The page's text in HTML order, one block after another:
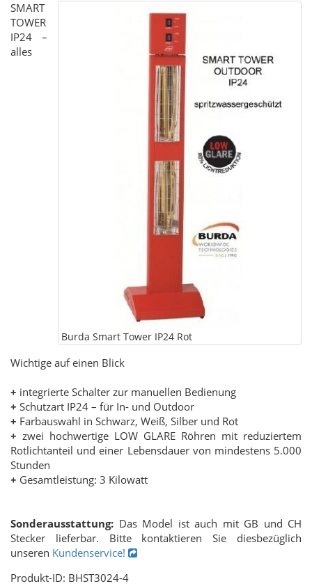
Burda Smart Tower IP24 Rot
SMART
TOWER
IP24 –
alles
Wichtige auf einen Blick
+ integrierte Schalter zur manuellen Bedienung
+ Schutzart IP24 – für In- und Outdoor
+ Farbauswahl in Schwarz, Weiß, Silber und Rot
+ zwei hochwertige LOW GLARE Röhren mit reduziertem
Rotlichtanteil und einer Lebensdauer von mindestens 5.000
Stunden
+ Gesamtleistung: 3 Kilowatt
Sonderausstattung: Das Model ist auch mit GB und CH
Stecker lieferbar. Bitte kontaktieren Sie diesbezüglich
unseren Kundenservice!
Produkt-ID: BHST3024-4